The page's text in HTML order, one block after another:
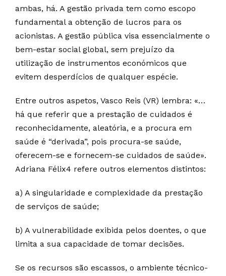
ambas, há. A gestão privada tem como escopo
fundamental a obtenção de lucros para os
acionistas. A gestão pública visa essencialmente o
bem-estar social global, sem prejuízo da
utilização de instrumentos económicos que
evitem desperdícios de qualquer espécie.
Entre outros aspetos, Vasco Reis (VR) lembra: «…
há que referir que a prestação de cuidados é
reconhecidamente, aleatória, e a procura em
saúde é “derivada”, pois procura-se saúde,
oferecem-se e fornecem-se cuidados de saúde».
Adriana Félix4 refere outros elementos distintos:
a) A singularidade e complexidade da prestação
de serviços de saúde;
b) A vulnerabilidade exibida pelos doentes, o que
limita a sua capacidade de tomar decisões.
Se os recursos são escassos, o ambiente técnico-